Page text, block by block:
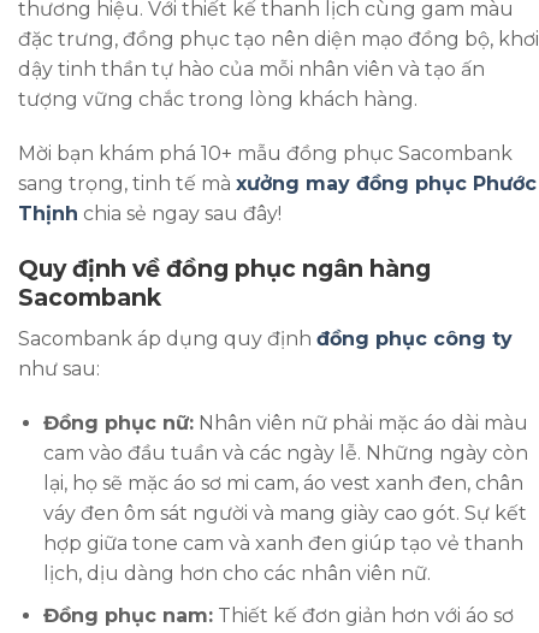
thương hiệu. Với thiết kế thanh lịch cùng gam màu
đặc trưng, đồng phục tạo nên diện mạo đồng bộ, khơi
dậy tinh thần tự hào của mỗi nhân viên và tạo ấn
tượng vững chắc trong lòng khách hàng.
Mời bạn khám phá 10+ mẫu đồng phục Sacombank
sang trọng, tinh tế mà xưởng may đồng phục Phước
Thịnh chia sẻ ngay sau đây!
Quy định về đồng phục ngân hàng
Sacombank
Sacombank áp dụng quy định đồng phục công ty
như sau:
Đồng phục nữ:Nhân viên nữ phải mặc áo dài màu
cam vào đầu tuần và các ngày lễ. Những ngày còn
lại, họ sẽ mặc áo sơ mi cam, áo vest xanh đen, chân
váy đen ôm sát người và mang giày cao gót. Sự kết
hợp giữa tone cam và xanh đen giúp tạo vẻ thanh
lịch, dịu dàng hơn cho các nhân viên nữ.
Đồng phục nam:Thiết kế đơn giản hơn với áo sơ